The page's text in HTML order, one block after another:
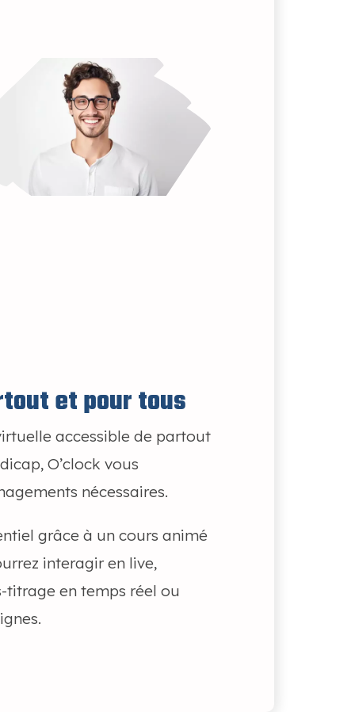
et pour tous
accessible de partout
O’clock vous
nécessaires.
grâce à un cours animé
interagir en live,
titrage en temps réel ou